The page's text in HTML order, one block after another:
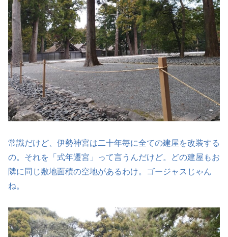
常識だけど、伊勢神宮は二十年毎に全ての建屋を改装する
の。それを「式年遷宮」って言うんだけど。どの建屋もお
隣に同じ敷地面積の空地があるわけ。ゴージャスじゃん
ね。